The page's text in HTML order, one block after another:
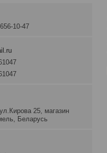
10-47
25, магазин
Беларусь